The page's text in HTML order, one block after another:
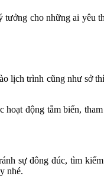
cho những ai yêu
trình cũng như sở
động tắm biển,
sự đông đúc, tìm
nhé.